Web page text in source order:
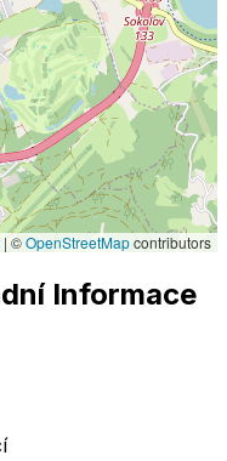
| ©OpenStreetMapcontributors
Informace